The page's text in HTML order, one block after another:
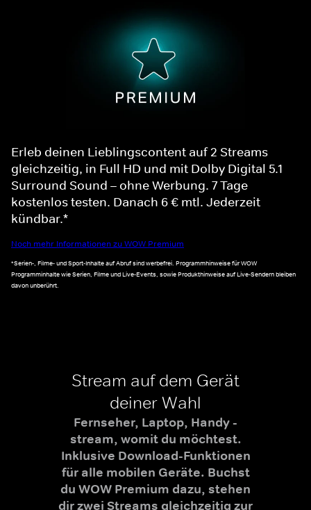
Erleb deinen Lieblingscontent auf 2 Streams
gleichzeitig, in Full HD und mit Dolby Digital 5.1
Surround Sound – ohne Werbung. 7 Tage
kostenlos testen. Danach 6 € mtl. Jederzeit
kündbar.*
Noch mehr Informationen zu WOW Premium
*Serien-, Filme- und Sport-Inhalte auf Abruf sind werbefrei. Programmhinweise für WOW
Programminhalte wie Serien, Filme und Live-Events, sowie Produkthinweise auf Live-Sendern bleiben
davon unberührt.
Stream auf dem Gerät
deiner Wahl
Fernseher, Laptop, Handy -
stream, womit du möchtest.
Inklusive Download-Funktionen
für alle mobilen Geräte. Buchst
du WOW Premium dazu, stehen
dir zwei Streams gleichzeitig zur